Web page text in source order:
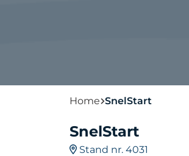
Home SnelStart
SnelStart
Stand nr. 4031